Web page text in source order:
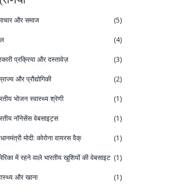
और समाज (5)
(4)
प्रक्रिया और दस्तावेज़ (3)
और प्रौद्योगिकी (2)
भोजन स्वास्थ्य श्रेणी (1)
नॉनेसेंस वेबसाइट्स (1)
मोदी: कोरोना वायरस वैक् (1)
में रहने वाले भारतीय खुशियों की वेबसाइट (1)
और खाना (1)